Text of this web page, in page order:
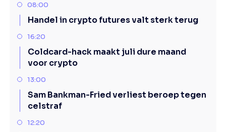
08:00
Handel in crypto futures valt sterk terug
16:20
Coldcard-hack maakt juli dure maand
voor crypto
13:00
Sam Bankman-Fried verliest beroep tegen
celstraf
12:20